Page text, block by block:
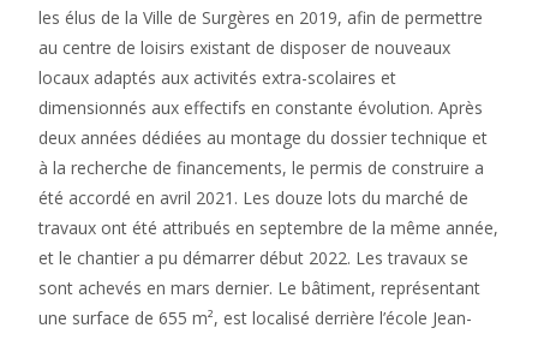
les élus de la Ville de Surgères en 2019, afin de permettre
au centre de loisirs existant de disposer de nouveaux
locaux adaptés aux activités extra-scolaires et
dimensionnés aux effectifs en constante évolution. Après
deux années dédiées au montage du dossier technique et
à la recherche de financements, le permis de construire a
été accordé en avril 2021. Les douze lots du marché de
travaux ont été attribués en septembre de la même année,
et le chantier a pu démarrer début 2022. Les travaux se
sont achevés en mars dernier. Le bâtiment, représentant
une surface de 655 m², est localisé derrière l’école Jean-